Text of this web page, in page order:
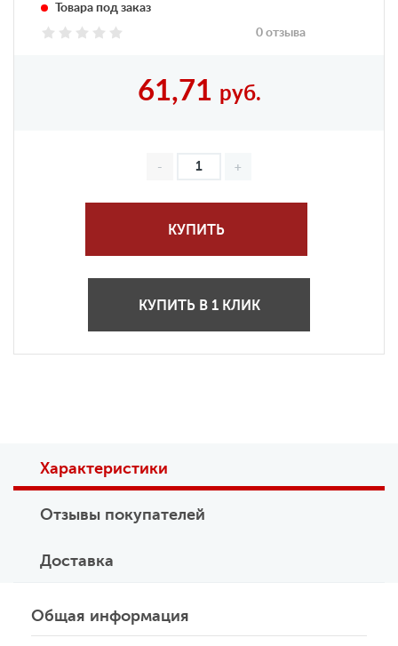
Товара под заказ
0 отзыва
61,71 руб.
КУПИТЬ
КУПИТЬ В 1 КЛИК
Характеристики
Отзывы покупателей
Доставка
Общая информация